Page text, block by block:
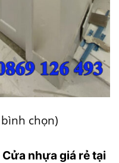
chọn)
nhựa giá rẻ tại